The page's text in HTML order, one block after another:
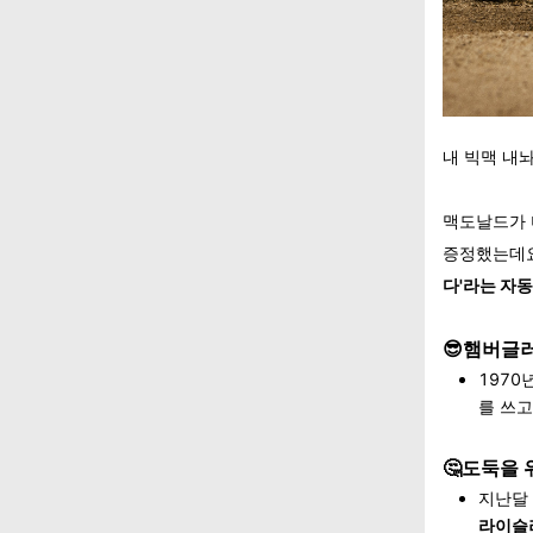
내 빅맥 내
맥도날드가
증정했는
다'라는 자
😎햄버글
1970
를 쓰
🤔도둑을
지난
라이